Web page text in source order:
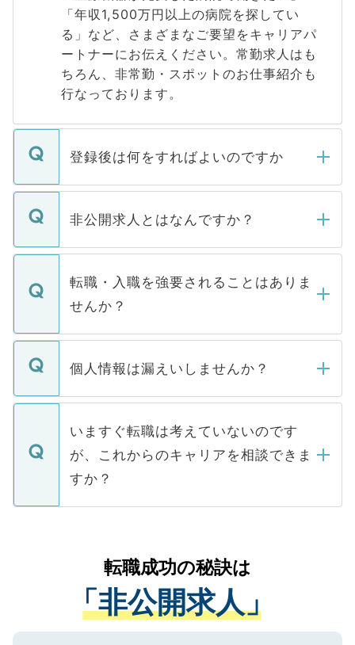
「年収1,500万円以上の病院を探してい
る」など、さまざまなご要望をキャリアパ
ートナーにお伝えください。常勤求人はも
ちろん、非常勤・スポットのお仕事紹介も
行なっております。
登録後は何をすればよいのですか
ご登録いただきましたら、弊社担当者がご
登録内容を確認し、その後メールもしくは
ます。通常、5営業日以内にはご連絡をせて
いただきますので、しばらくお待ちくださ
い。
非公開求人とはなんですか？
マイナビDOCTORで取り扱っている求人の
うち約3割は、Webサイトからご覧いただ
けない「非公開求人」です。非公開求人は
下記の理由によって、一般には公開してい
ません。
■応募殺到を避けるため 人気のある医療機
関を公にしてしまうと、応募が殺到する場
に、医療機関が求める条件に合った人材の
みを人材紹介会社に依頼するケースが増え
ています。
転職・入職を強要されることはありま
せんか？
転職・入職を強要することは一切ありませ
ん。また、仮に応募先から内定をいただい
定を承諾する必要はありません。内定先へ
の辞退の連絡はキャリアパートナーが行い
ますので、ご安心ください。
個人情報は漏えいしませんか？
個人情報が漏えいすることはありませんの
で、ご安心ください。当サイトからの登録
などで収集したご登録者様の個人情報は、
ご本人のキャリアアップおよび転職活動の
支援を目的に使用いたします。お預かりし
ているすべての個人データはご本人の許可
は、個人情報の取り扱いについての厳密な
管理基準を満たした事業者のみに付与され
る、プライバシーマークを取得済みです。
ご登録いただいた個人情報は、SSL（デー
いますぐ転職は考えていないのです
が、これからのキャリアを相談できま
すか？
かがいして、現在の医療機関の状況や紹介
経験をまじえながら、適切なアドバイスを
させていただきます。すぐにご転職をされ
ない方には、長期的なサポートが可能です
ので、まずはご登録ください。
転職成功の秘訣は
「非公開求人」